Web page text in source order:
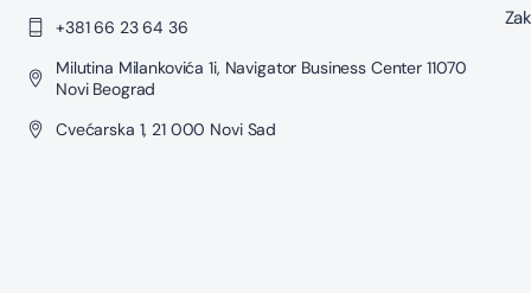
+381 66 23 64 36
Milutina Milankovića 1i, Navigator Business Center 11070
Novi Beograd
Cvećarska 1, 21 000 Novi Sad